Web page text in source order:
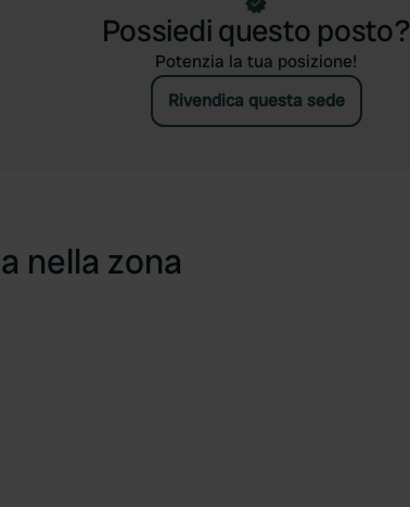
Possiedi questo posto?
Potenzia la tua posizione!
Rivendica questa sede
nella zona